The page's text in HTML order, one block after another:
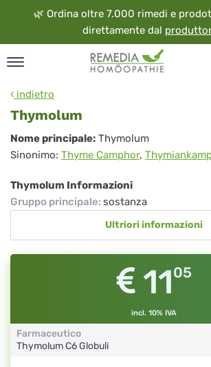
🌿 Ordina oltre 7.000 rimedi e
direttamente dal
indietro
Thymolum
Thymolum
Nome principale: Thymolum
Sinonimo: Thyme Camphor,
Thymolum Informazioni
Gruppo principale: sostanza
Ultriori informazioni
1105
incl. 10% IVA
Farmaceutico
ThymolumC6Globuli